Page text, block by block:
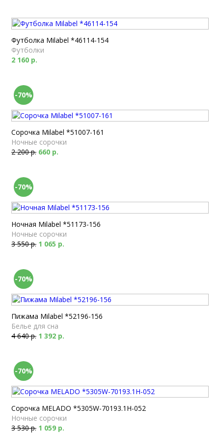
Футболка Milabel *46114-154
Футболки
2 160 р.
-70%
Сорочка Milabel *51007-161
Ночные сорочки
2 200 р. 660 р.
-70%
Ночная Milabel *51173-156
Ночные сорочки
3 550 р. 1 065 р.
-70%
Пижама Milabel *52196-156
Белье для сна
4 640 р. 1 392 р.
-70%
Сорочка MELADO *5305W-70193.1H-052
Ночные сорочки
3 530 р. 1 059 р.